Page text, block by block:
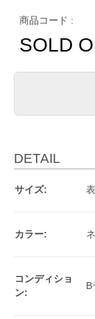
商品コード :
SOLD
DETAIL
サイズ:
カラー:
コンディショ
ン: